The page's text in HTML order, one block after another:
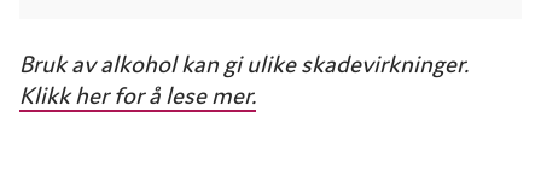
Bruk av alkohol kan gi ulike skadevirkninger.
Klikk her for å lese mer.